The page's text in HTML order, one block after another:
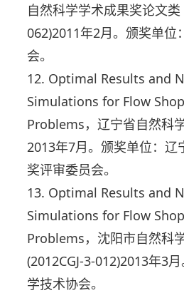
自然科学学术成果奖论文类
062)2011年2月。颁奖单位
会。
12. Optimal Results and
Simulations for Flow
Problems，辽宁省自然科
2013年7月。颁奖单位：辽
奖评审委员会。
13. Optimal Results and
Simulations for Flow
Problems，沈阳市自然科
(2012CGJ-3-012)2013年3
学技术协会。